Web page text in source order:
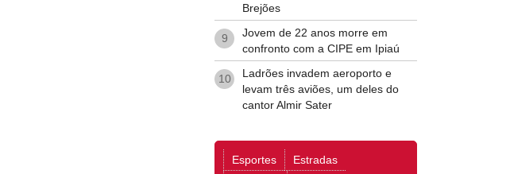
Brejões
9
Jovem de 22 anos morre em
confronto com a CIPE em Ipiaú
10
Ladrões invadem aeroporto e
levam três aviões, um deles do
cantor Almir Sater
Esportes
Estradas